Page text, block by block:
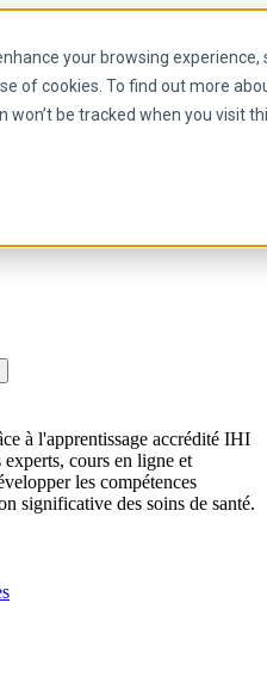
your browsing
of cookies. To find out more
won’t be tracked when you visit
à l'apprentissage accrédité IHI
cours en ligne et
les compétences
significative des soins de santé.